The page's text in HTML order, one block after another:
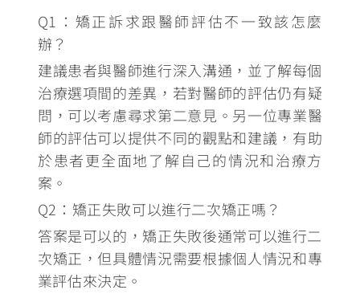
Q1：矯正訴求跟醫師評估不一致該怎麼
辦？
建議患者與醫師進行深入溝通 ，並了解每個
治療選項間的差異，若對醫師的評估仍有疑
問，可以考慮尋求第二意見。另一位專業醫
師的評估可以提供不同的觀點和建議，有助
於患者更全面地了解自己的情況和治療方
案。
Q2：矯正失敗可以進行二次矯正嗎？
答案是可以的 ，矯正失敗後通常可以進行二
次矯正，但具體情況需要根據個人情況和專
業評估來決定。